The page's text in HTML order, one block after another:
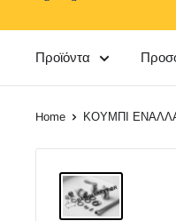
Προϊόντα
Home ΚΟΥΜΠΙ